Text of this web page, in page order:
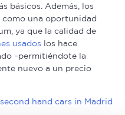
básicos. Además, los
como una oportunidad
ya que la calidad de
usados los hace
–permitiéndote la
nuevo a un precio
second hand cars in Madrid